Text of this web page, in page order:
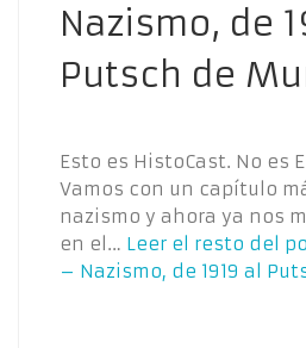
Nazismo, de
Putsch de
Esto es HistoCast. No es
Vamos con un capítulo
nazismo y ahora ya nos
en el… Leer el resto del
– Nazismo, de 1919 al